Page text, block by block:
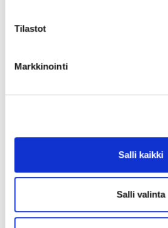
Tilastot
Markkinointi
Salli kaikki
Salli valinta